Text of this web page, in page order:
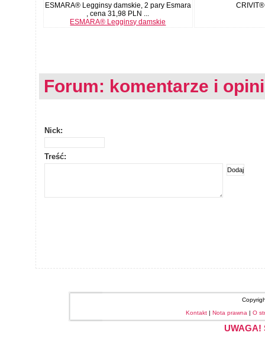
ESMARA® Legginsy damskie, 2 pary Esmara
, cena 31,98 PLN ...
ESMARA® Legginsy damskie
Forum: komentarze i
Nick:
Treść:
Kontakt | Nota prawna | O
UWAGA!